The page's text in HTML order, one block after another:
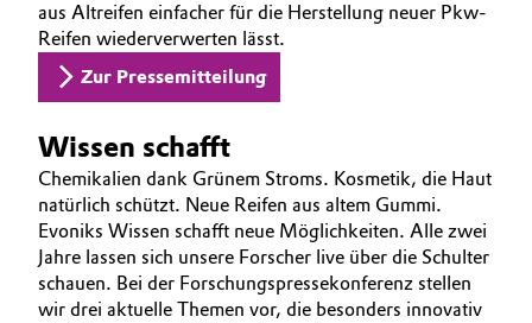
Textiles, Leather & Nonwovens
aus Altreifen einfacher für die Herstellung neuer Pkw-
Reifen wiederverwerten lässt.
Zur Pressemitteilung
Wissen schafft
Chemikalien dank Grünem Stroms. Kosmetik, die Haut
natürlich schützt. Neue Reifen aus altem Gummi.
Evoniks Wissen schafft neue Möglichkeiten. Alle zwei
Jahre lassen sich unsere Forscher live über die Schulter
schauen. Bei der Forschungspressekonferenz stellen
wir drei aktuelle Themen vor, die besonders innovativ